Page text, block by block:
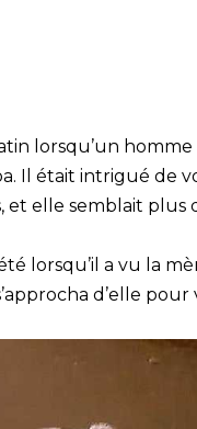
lorsqu’un
Il était intrigué de
elle semblait plus
lorsqu’il a vu la
d’elle pour